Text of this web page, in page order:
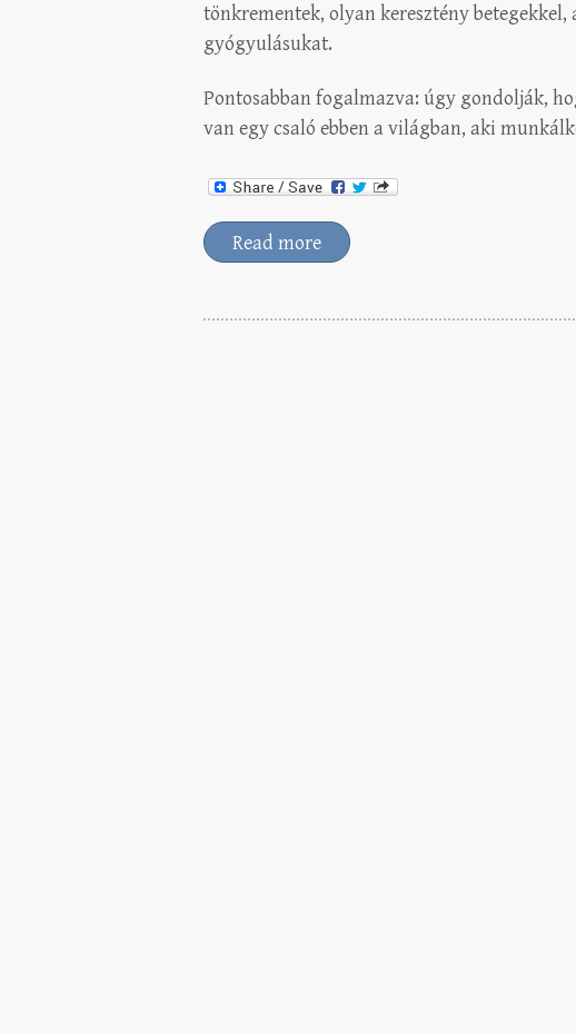
tönkrementek, olyan keresztény
gyógyulásukat.
Pontosabban fogalmazva: úgy gondolják,
van egy csaló ebben a világban, aki
Read more